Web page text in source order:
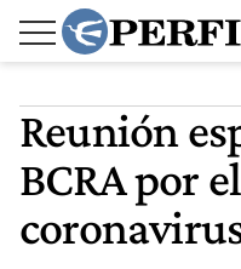
Reunión
BCRA por